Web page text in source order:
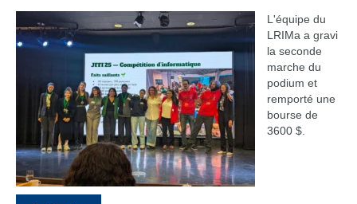
L'équipe du
LRIMa a gravi
la seconde
marche du
podium et
remporté une
bourse de
3600 $.